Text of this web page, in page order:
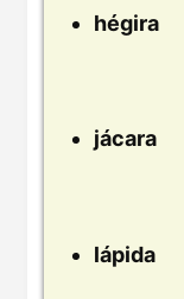
hégira
jácara
lápida